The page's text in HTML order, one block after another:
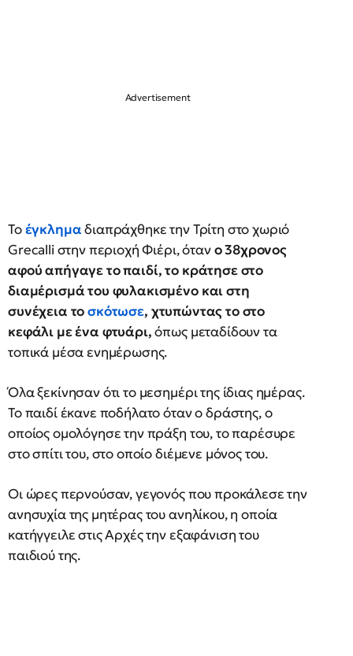
Τοέγκλημαδιαπράχθηκε την Τρίτη στο χωριό
Grecalli στην περιοχή Φιέρι, ότανο 38χρονος
αφού απήγαγε το παιδί, το κράτησε στο
διαμέρισμά του φυλακισμένο και στη
συνέχεια τοσκότωσε, χτυπώντας το στο
κεφάλι με ένα φτυάρι,όπως μεταδίδουν τα
τοπικά μέσα ενημέρωσης.
Όλα ξεκίνησαν ότι το μεσημέρι της ίδιας ημέρας.
Το παιδί έκανε ποδήλατο όταν ο δράστης, ο
οποίος ομολόγησε την πράξη του, το παρέσυρε
στο σπίτι του, στο οποίο διέμενε μόνος του.
Οι ώρες περνούσαν, γεγονός που προκάλεσε την
ανησυχία της μητέρας του ανηλίκου, η οποία
κατήγγειλε στις Αρχές την εξαφάνιση του
παιδιού της.